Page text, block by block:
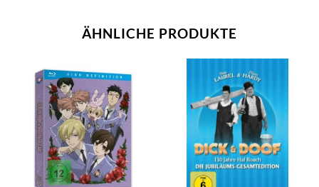
ÄHNLICHE PRODUKTE